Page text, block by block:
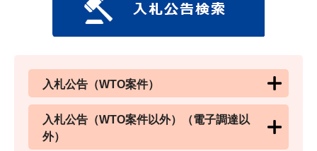
入札公告（WTO案件）
入札公告（WTO案件以外）（電子調達以
外）